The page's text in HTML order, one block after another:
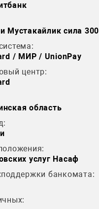
Мустакайлик сила 300
/ МИР / UnionPay
центр:
область
услуг Насаф
банкомата: